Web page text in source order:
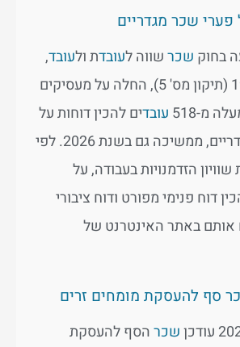
בחוק שכרשווה לעובדת ולעובד,
התשנ"ו–1996 (תיקון מס' 5), החלה על מעסיקים
מ-518
עובדים להכין דוחות על
מגדריים, ממשיכה גם בשנת 2026. לפי
שוויון הזדמנויות בעבודה, על
דוח פנימי מפורט ודוח ציבורי
אותם באתר האינטרנט של
שכרהסף להעסקת